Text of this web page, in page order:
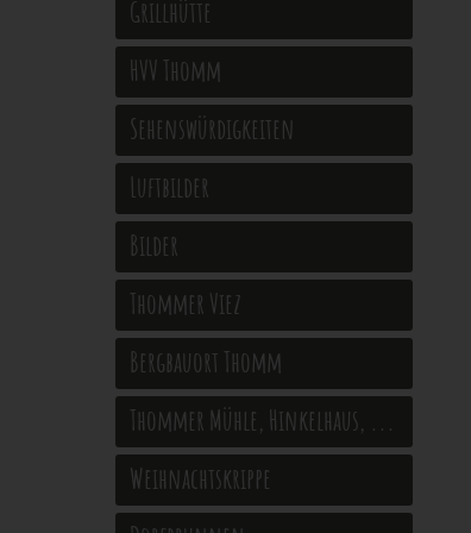
Grillhütte
HVV Thomm
Sehenswürdigkeiten
Luftbilder
Bilder
Thommer Viez
Bergbauort Thomm
Thommer Mühle, Hinkelhaus, ...
Weihnachtskrippe